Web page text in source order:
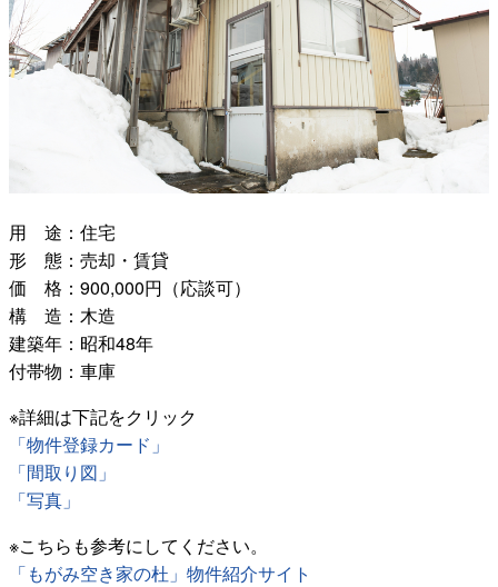
用 途：住宅
形 態：売却・賃貸
価 格：900,000円（応談可）
構 造：木造
建築年：昭和48年
付帯物：車庫
※詳細は下記をクリック
「物件登録カード」
「間取り図」
「写真」
※こちらも参考にしてください。
「もがみ空き家の杜」物件紹介サイト